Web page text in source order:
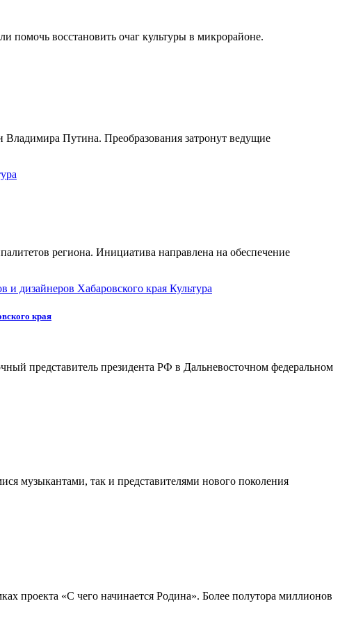
помочь восстановить очаг культуры в микрорайоне.
Владимира Путина. Преобразования затронут ведущие
региона. Инициатива направлена на обеспечение
Культура
края
представитель президента РФ в Дальневосточном федеральном
музыкантами, так и представителями нового поколения
проекта «С чего начинается Родина». Более полутора миллионов